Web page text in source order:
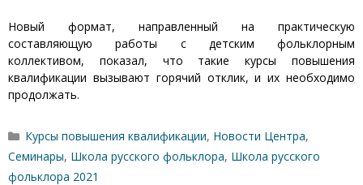
Новый формат, направленный на практическую
составляющую работы с детским фольклорным
коллективом, показал, что такие курсы повышения
квалификации вызывают горячий отклик, и их необходимо
продолжать.
Рубрики
Курсы повышения квалификации, Новости Центра,
Семинары, Школа русского фольклора, Школа русского
фольклора 2021